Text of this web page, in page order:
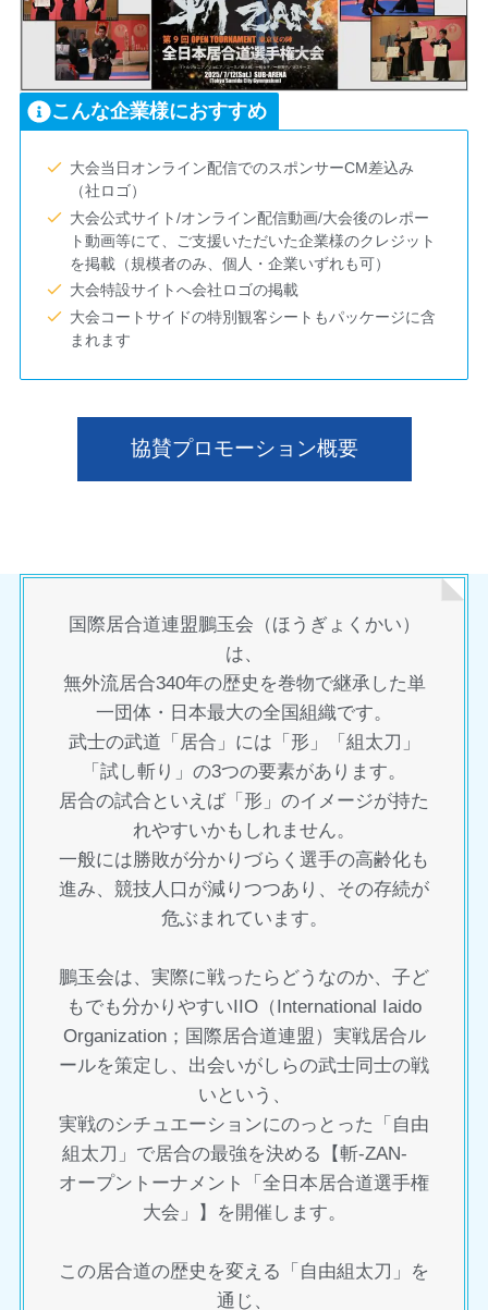
こんな企業様におすすめ
大会当日オンライン配信でのスポンサーCM差込み
（社ロゴ）
大会公式サイト/オンライン配信動画/大会後のレポー
ト動画等にて、ご支援いただいた企業様のクレジット
を掲載（規模者のみ、個人・企業いずれも可）
大会特設サイトへ会社ロゴの掲載
大会コートサイドの特別観客シートもパッケージに含
まれます
協賛プロモーション概要
国際居合道連盟鵬玉会（ほうぎょくかい）
は、
無外流居合340年の歴史を巻物で継承した単
一団体・日本最大の全国組織です。
武士の武道「居合」には「形」「組太刀」
「試し斬り」の3つの要素があります。
居合の試合といえば「形」のイメージが持た
れやすいかもしれません。
一般には勝敗が分かりづらく選手の高齢化も
進み、競技人口が減りつつあり、その存続が
危ぶまれています。
鵬玉会は、実際に戦ったらどうなのか、子ど
もでも分かりやすいIIO（International Iaido
Organization；国際居合道連盟）実戦居合ル
ールを策定し、出会いがしらの武士同士の戦
いという、
実戦のシチュエーションにのっとった「自由
組太刀」で居合の最強を決める【斬-ZAN-
オープントーナメント「全日本居合道選手権
大会」】を開催します。
この居合道の歴史を変える「自由組太刀」を
通じ、